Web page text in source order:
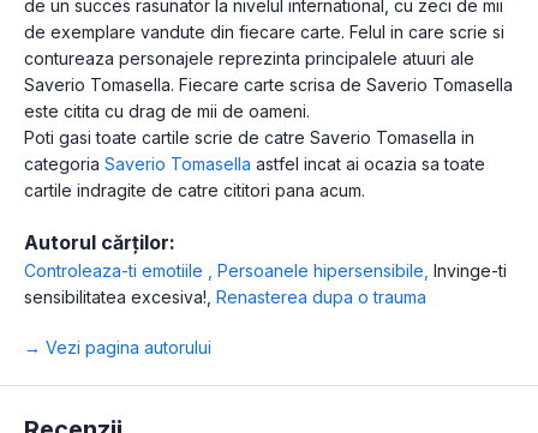
de un succes rasunator la nivelul international, cu zeci de mii
de exemplare vandute din fiecare carte. Felul in care scrie si
contureaza personajele reprezinta principalele atuuri ale
Saverio Tomasella. Fiecare carte scrisa de Saverio Tomasella
este citita cu drag de mii de oameni.
Poti gasi toate cartile scrie de catre Saverio Tomasella in
categoria Saverio Tomasella astfel incat ai ocazia sa toate
cartile indragite de catre cititori pana acum.
Autorul cărților:
Controleaza-ti emotiile Persoanele hipersensibile Invinge-ti
sensibilitatea excesiva! Renasterea dupa o trauma
→ Vezi pagina autorului